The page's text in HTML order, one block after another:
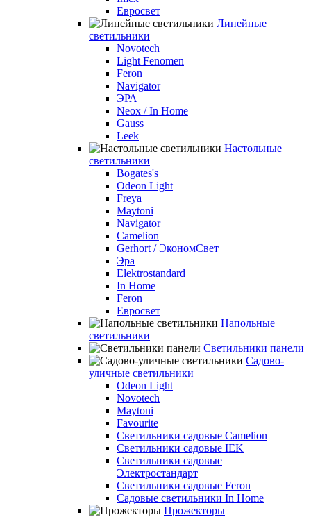
Евросвет
Линейные
светильники
Novotech
Light Fenomen
Feron
Navigator
ЭРА
Neox / In Home
Gauss
Leek
Настольные
светильники
Bogates's
Odeon Light
Freya
Maytoni
Navigator
Camelion
Gerhort / ЭкономСвет
Эра
Elektrostandard
In Home
Feron
Евросвет
Напольные
светильники
Светильники панели
Садово-
уличные светильники
Odeon Light
Novotech
Maytoni
Favourite
Светильники садовые Camelion
Светильники садовые IEK
Светильники садовые
Электростандарт
Светильники садовые Feron
Садовые светильники In Home
Прожекторы